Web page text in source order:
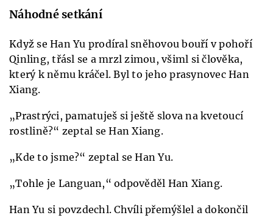
Náhodné setkání
Když se Han Yu prodíral sněhovou bouří v pohoří
Qinling, třásl se a mrzl zimou, všiml si člověka,
který k němu kráčel. Byl to jeho prasynovec Han
Xiang.
„Prastrýci, pamatuješ si ještě slova na kvetoucí
rostlině?“ zeptal se Han Xiang.
„Kde to jsme?“ zeptal se Han Yu.
„Tohle je Languan,“ odpověděl Han Xiang.
Han Yu si povzdechl. Chvíli přemýšlel a dokončil